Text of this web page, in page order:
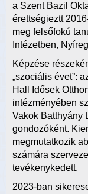
a Szent Bazil
érettségieztt
meg felsőfokú
Intézetben,
Képzése
„szociális évet”:
Hall Idősek
intézményében
Vakok Batthyány
gondozóként.
megmutatkozik
számára
tevékenykedett.
2023-ban